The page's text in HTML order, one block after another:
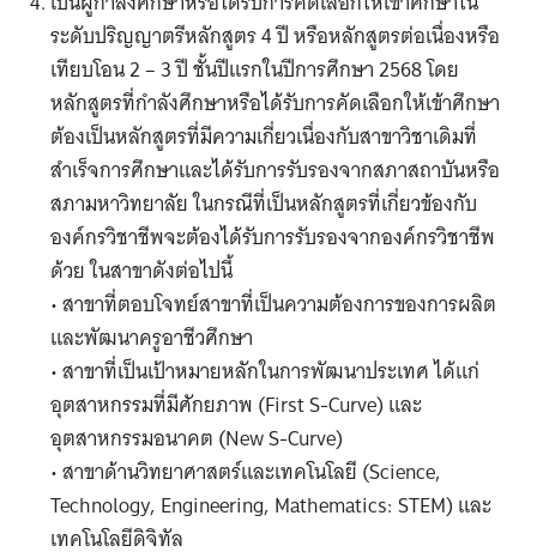
ระดับปริญญาตรีหลักสูตร 4 ปี หรือหลักสูตรต่อเนื่องหรือ
เทียบโอน 2 – 3 ปี ชั้นปีแรกในปีการศึกษา 2568 โดย
หลักสูตรที่กำลังศึกษาหรือได้รับการคัดเลือกให้เข้าศึกษา
ต้องเป็นหลักสูตรที่มีความเกี่ยวเนื่องกับสาขาวิชาเดิมที่
สำเร็จการศึกษาและได้รับการรับรองจากสภาสถาบันหรือ
สภามหาวิทยาลัย ในกรณีที่เป็นหลักสูตรที่เกี่ยวข้องกับ
องค์กรวิชาชีพจะต้องได้รับการรับรองจากองค์กรวิชาชีพ
ด้วย ในสาขาดังต่อไปนี้
• สาขาที่ตอบโจทย์สาขาที่เป็นความต้องการของการผลิต
และพัฒนาครูอาชีวศึกษา
• สาขาที่เป็นเป้าหมายหลักในการพัฒนาประเทศ ได้แก่
อุตสาหกรรมที่มีศักยภาพ (First S-Curve) และ
อุตสาหกรรมอนาคต (New S-Curve)
• สาขาด้านวิทยาศาสตร์และเทคโนโลยี (Science,
Technology, Engineering, Mathematics: STEM) และ
เทคโนโลยีดิจิทัล